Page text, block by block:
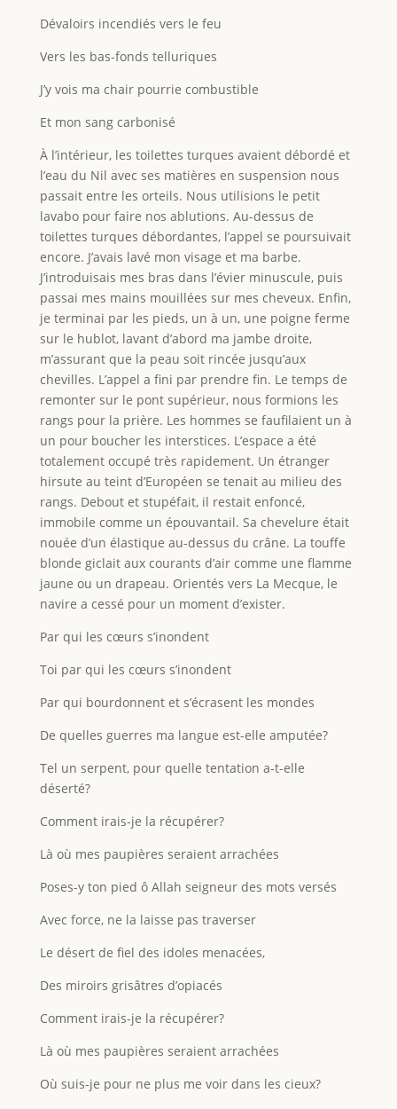
Dévaloirs incendiés vers le feu
Vers les bas-fonds telluriques
J’y vois ma chair pourrie combustible
Et mon sang carbonisé
À l’intérieur, les toilettes turques avaient débordé et
l’eau du Nil avec ses matières en suspension nous
passait entre les orteils. Nous utilisions le petit
lavabo pour faire nos ablutions. Au-dessus de
toilettes turques débordantes, l’appel se poursuivait
encore. J’avais lavé mon visage et ma barbe.
J’introduisais mes bras dans l’évier minuscule, puis
passai mes mains mouillées sur mes cheveux. Enfin,
je terminai par les pieds, un à un, une poigne ferme
sur le hublot, lavant d’abord ma jambe droite,
m’assurant que la peau soit rincée jusqu’aux
chevilles. L’appel a fini par prendre fin. Le temps de
remonter sur le pont supérieur, nous formions les
rangs pour la prière. Les hommes se faufilaient un à
un pour boucher les interstices. L’espace a été
totalement occupé très rapidement. Un étranger
hirsute au teint d’Européen se tenait au milieu des
rangs. Debout et stupéfait, il restait enfoncé,
immobile comme un épouvantail. Sa chevelure était
nouée d’un élastique au-dessus du crâne. La touffe
blonde giclait aux courants d’air comme une flamme
jaune ou un drapeau. Orientés vers La Mecque, le
navire a cessé pour un moment d’exister.
Par qui les cœurs s’inondent
Toi par qui les cœurs s’inondent
Par qui bourdonnent et s’écrasent les mondes
De quelles guerres ma langue est-elle amputée?
Tel un serpent, pour quelle tentation a-t-elle
déserté?
Comment irais-je la récupérer?
Là où mes paupières seraient arrachées
Poses-y ton pied ô Allah seigneur des mots versés
Avec force, ne la laisse pas traverser
Le désert de fiel des idoles menacées,
Des miroirs grisâtres d’opiacés
Comment irais-je la récupérer?
Là où mes paupières seraient arrachées
Où suis-je pour ne plus me voir dans les cieux?